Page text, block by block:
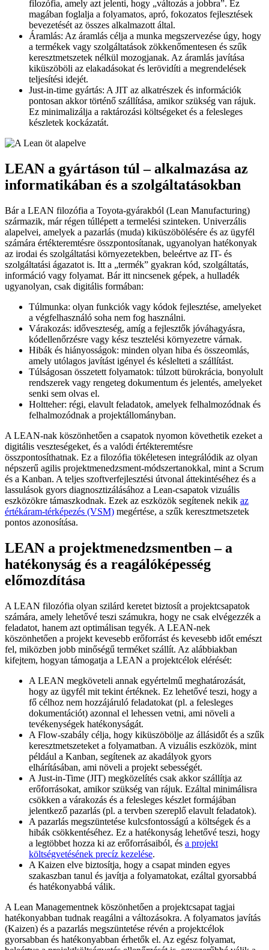
filozófia, amely azt jelenti, hogy „változás a jobbra”. Ez
magában foglalja a folyamatos, apró, fokozatos fejlesztések
bevezetését az összes alkalmazott által.
Áramlás: Az áramlás célja a munka megszervezése úgy, hogy
a termékek vagy szolgáltatások zökkenőmentesen és szűk
keresztmetszetek nélkül mozogjanak. Az áramlás javítása
kiküszöböli az elakadásokat és lerövidíti a megrendelések
teljesítési idejét.
Just-in-time gyártás: A JIT az alkatrészek és információk
pontosan akkor történő szállítása, amikor szükség van rájuk.
Ez minimalizálja a raktározási költségeket és a felesleges
készletek kockázatát.
LEAN a gyártáson túl – alkalmazása az
informatikában és a szolgáltatásokban
Bár a LEAN filozófia a Toyota-gyárakból (Lean Manufacturing)
származik, már régen túllépett a termelési szinteken. Univerzális
alapelvei, amelyek a pazarlás (muda) kiküszöbölésére és az ügyfél
számára értékteremtésre összpontosítanak, ugyanolyan hatékonyak
az irodai és szolgáltatási környezetekben, beleértve az IT- és
szolgáltatási ágazatot is. Itt a „termék” gyakran kód, szolgáltatás,
információ vagy folyamat. Bár itt nincsenek gépek, a hulladék
ugyanolyan, csak digitális formában:
Túlmunka: olyan funkciók vagy kódok fejlesztése, amelyeket
a végfelhasználó soha nem fog használni.
Várakozás: időveszteség, amíg a fejlesztők jóváhagyásra,
kódellenőrzésre vagy kész tesztelési környezetre várnak.
Hibák és hiányosságok: minden olyan hiba és összeomlás,
amely utólagos javítást igényel és késlelteti a szállítást.
Túlságosan összetett folyamatok: túlzott bürokrácia, bonyolult
rendszerek vagy rengeteg dokumentum és jelentés, amelyeket
senki sem olvas el.
Holtteher: régi, elavult feladatok, amelyek felhalmozódnak és
felhalmozódnak a projektállományban.
A LEAN-nak köszönhetően a csapatok nyomon követhetik ezeket a
digitális veszteségeket, és a valódi értékteremtésre
összpontosíthatnak. Ez a filozófia tökéletesen integrálódik az olyan
népszerű agilis projektmenedzsment-módszertanokkal, mint a Scrum
és a Kanban. A teljes szoftverfejlesztési útvonal áttekintéséhez és a
lassulások gyors diagnosztizálásához a Lean-csapatok vizuális
eszközökre támaszkodnak. Ezek az eszközök segítenek nekik az
értékáram-térképezés (VSM) megértése, a szűk keresztmetszetek
pontos azonosítása.
LEAN a projektmenedzsmentben – a
hatékonyság és a reagálóképesség
előmozdítása
A LEAN filozófia olyan szilárd keretet biztosít a projektcsapatok
számára, amely lehetővé teszi számukra, hogy ne csak elvégezzék a
feladatot, hanem azt optimálisan tegyék. A LEAN-nek
köszönhetően a projekt kevesebb erőforrást és kevesebb időt emészt
fel, miközben jobb minőségű terméket szállít. Az alábbiakban
kifejtem, hogyan támogatja a LEAN a projektcélok elérését:
A LEAN megköveteli annak egyértelmű meghatározását,
hogy az ügyfél mit tekint értéknek. Ez lehetővé teszi, hogy a
fő célhoz nem hozzájáruló feladatokat (pl. a felesleges
dokumentációt) azonnal el lehessen vetni, ami növeli a
tevékenységek hatékonyságát.
A Flow-szabály célja, hogy kiküszöbölje az állásidőt és a szűk
keresztmetszeteket a folyamatban. A vizuális eszközök, mint
például a Kanban, segítenek az akadályok gyors
elhárításában, ami növeli a projekt sebességét.
A Just-in-Time (JIT) megközelítés csak akkor szállítja az
erőforrásokat, amikor szükség van rájuk. Ezáltal minimálisra
csökken a várakozás és a felesleges készlet formájában
jelentkező pazarlás (pl. a tervben szereplő elavult feladatok).
A pazarlás megszüntetése kulcsfontosságú a költségek és a
hibák csökkentéséhez. Ez a hatékonyság lehetővé teszi, hogy
a legtöbbet hozza ki az erőforrásaiból, és a projekt
költségvetésének precíz kezelése.
A Kaizen elve biztosítja, hogy a csapat minden egyes
szakaszban tanul és javítja a folyamatokat, ezáltal gyorsabbá
és hatékonyabbá válik.
A Lean Managementnek köszönhetően a projektcsapat tagjai
hatékonyabban tudnak reagálni a változásokra. A folyamatos javítás
(Kaizen) és a pazarlás megszüntetése révén a projektcélok
gyorsabban és hatékonyabban érhetők el. Az egész folyamat,